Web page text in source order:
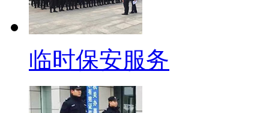
临时保安服务